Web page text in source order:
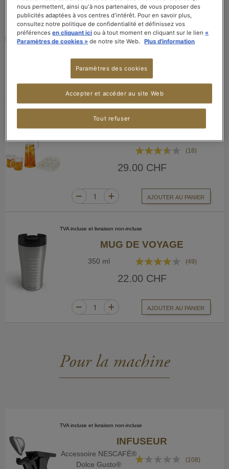
LIMPIDA 2 TASSES EN VERRE
(250ml)
Rating:
(30)
18.00 CHF
TVA incluse et livraison non-incluse
Rating:
69%
(18)
29.00 CHF
TVA incluse et livraison non-incluse
AJOUTER AU PANIER
MUG DE VOYAGE
350 ml
Rating:
78%
(49)
22.00 CHF
TVA incluse et livraison non-incluse
AJOUTER AU PANIER
Pour la machine
INFUSEUR
Accessoire NESCAFÉ®
Dolce Gusto®
Rating:
(108)
TVA incluse et livraison non-incluse
nous permettent, ainsi qu'à nos partenaires, de vous proposer des
publicités adaptées à vos centres d'intérêt. Pour en savoir plus,
consultez notre politique de confidentialité et définissez vos
préférencesen cliquant ici ou à tout moment en cliquant sur le lien«
Paramètres de cookies » de notre site Web. Plus d'information
Paramètres des cookies
Tout refuser
Accepter et accéder au site Web